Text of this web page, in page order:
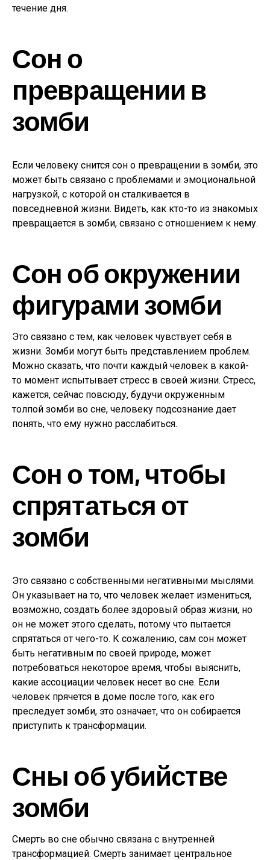
течение дня.
Сон о
превращении в
зомби
Если человеку снится сон о превращении в зомби, это
может быть связано с проблемами и эмоциональной
нагрузкой, с которой он сталкивается в
повседневной жизни. Видеть, как кто-то из знакомых
превращается в зомби, связано с отношением к нему.
Сон об окружении
фигурами зомби
Это связано с тем, как человек чувствует себя в
жизни. Зомби могут быть представлением проблем.
Можно сказать, что почти каждый человек в какой-
то момент испытывает стресс в своей жизни. Стресс,
кажется, сейчас повсюду, будучи окруженным
толпой зомби во сне, человеку подсознание дает
понять, что ему нужно расслабиться.
Сон о том, чтобы
спрятаться от
зомби
Это связано с собственными негативными мыслями.
Он указывает на то, что человек желает измениться,
возможно, создать более здоровый образ жизни, но
он не может этого сделать, потому что пытается
спрятаться от чего-то. К сожалению, сам сон может
быть негативным по своей природе, может
потребоваться некоторое время, чтобы выяснить,
какие ассоциации человек несет во сне. Если
человек прячется в доме после того, как его
преследует зомби, это означает, что он собирается
приступить к трансформации.
Сны об убийстве
зомби
Смерть во сне обычно связана с внутренней
трансформацией. Смерть занимает центральное